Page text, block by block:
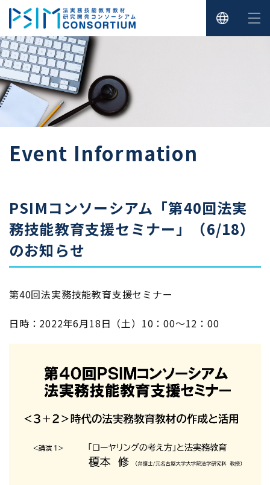
Event Information
PSIMコンソーシアム「第40回法実
務技能教育支援セミナー」（6/18）
のお知らせ
第40回法実務技能教育支援セミナー
日時：2022年6月18日（土）10：00～12：00